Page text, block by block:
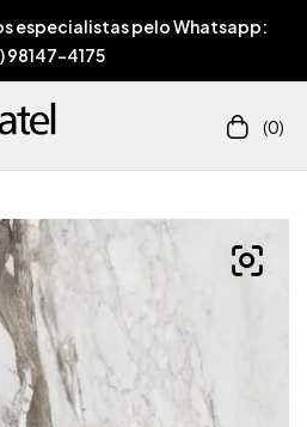
especialistas pelo Whatsapp:
98147-4175
(0)